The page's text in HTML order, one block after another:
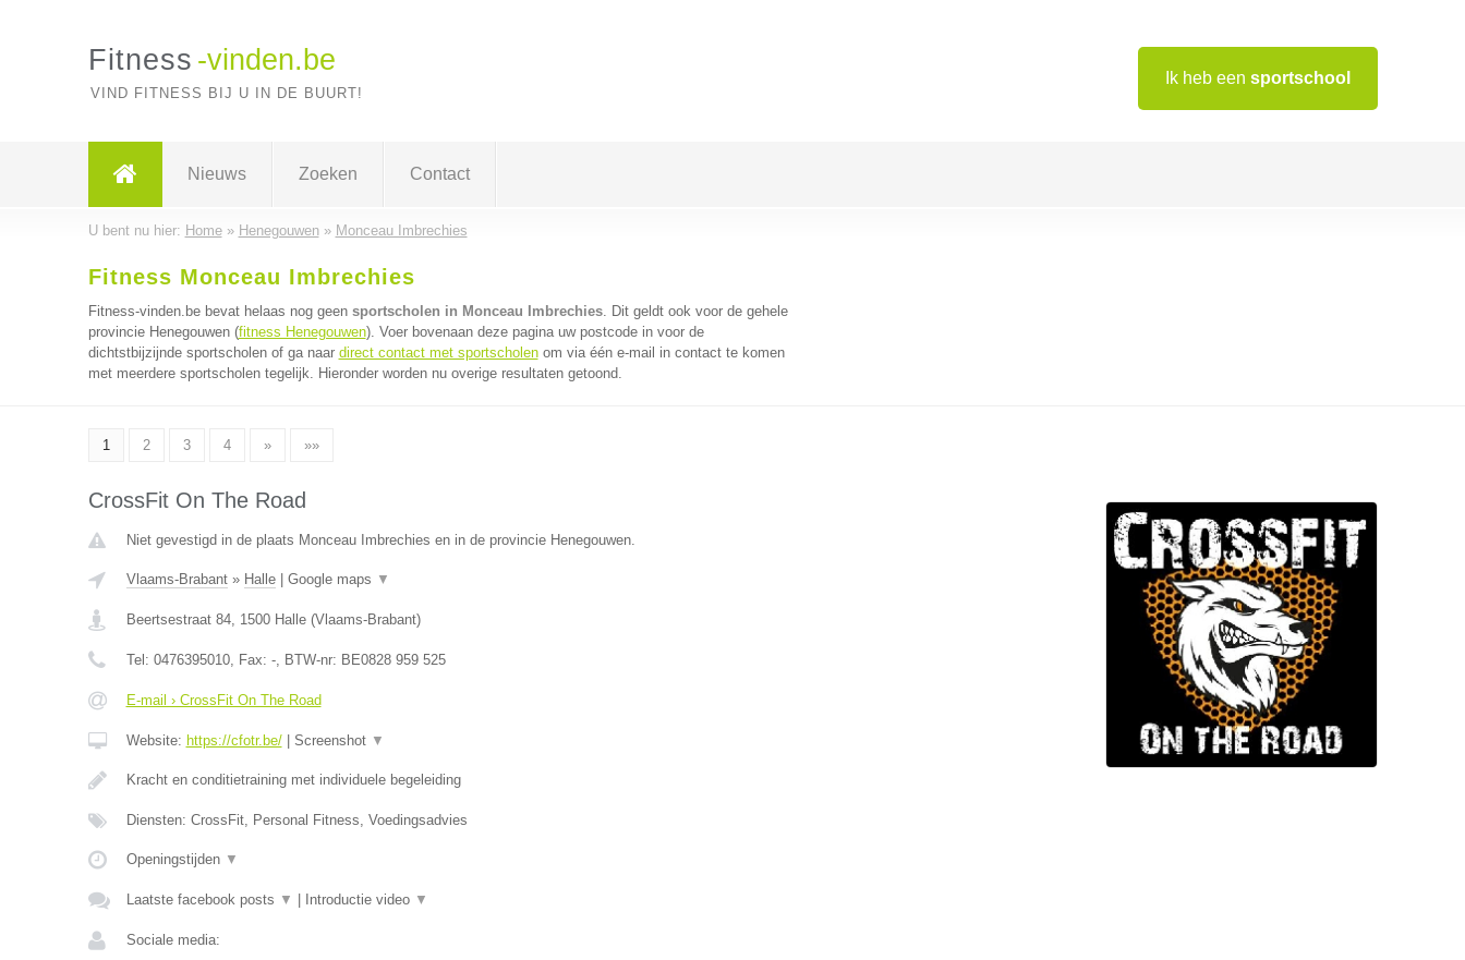
Ik heb een sportschool
Fitness -vinden.be
VIND FITNESS BIJ U IN DE BUURT!
Nieuws Zoeken Contact
U bent nu hier: Home» Henegouwen» Monceau Imbrechies
Fitness Monceau Imbrechies
Fitness-vinden.be bevat helaas nog geen sportscholen in Monceau Imbrechies. Dit geldt ook voor de gehele
provincie Henegouwen (fitness Henegouwen). Voer bovenaan deze pagina uw postcode in voor de
dichtstbijzijnde sportscholen of ga naar direct contact met sportscholenom via één e-mail in contact te komen
met meerdere sportscholen tegelijk. Hieronder worden nu overige resultaten getoond.
1 2 3 4 » »»
CrossFit On The Road
Niet gevestigd in de plaats Monceau Imbrechies en in de provincie Henegouwen.
Vlaams-Brabant» Halle| Google maps ▼
Beertsestraat 84, 1500 Halle(Vlaams-Brabant)
Tel: 0476395010, Fax: -, BTW-nr: BE0828 959 525
E-mail › CrossFit On The Road
Website: https://cfotr.be/| Screenshot ▼
Kracht en conditietraining met individuele begeleiding
Diensten: CrossFit, Personal Fitness, Voedingsadvies
Openingstijden ▼
Laatste facebook posts ▼ Introductie video ▼
Sociale media: